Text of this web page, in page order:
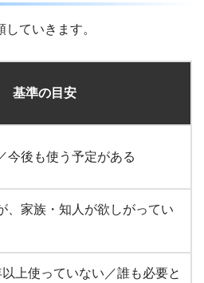
ていきます。
基準の目安
今後も使う予定がある
、家族・知人が欲しがってい
上使っていない／誰も必要と